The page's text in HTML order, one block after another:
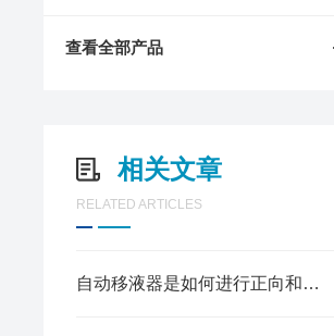
查看全部产品
相关文章
RELATED ARTICLES
自动移液器是如何进行正向和反向移液的？